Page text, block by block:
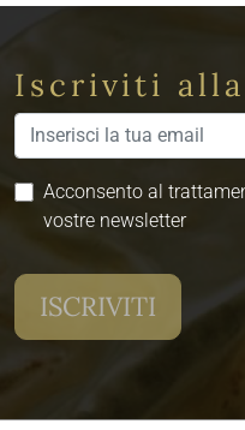
Iscriviti
Acconsento al
vostre newsletter